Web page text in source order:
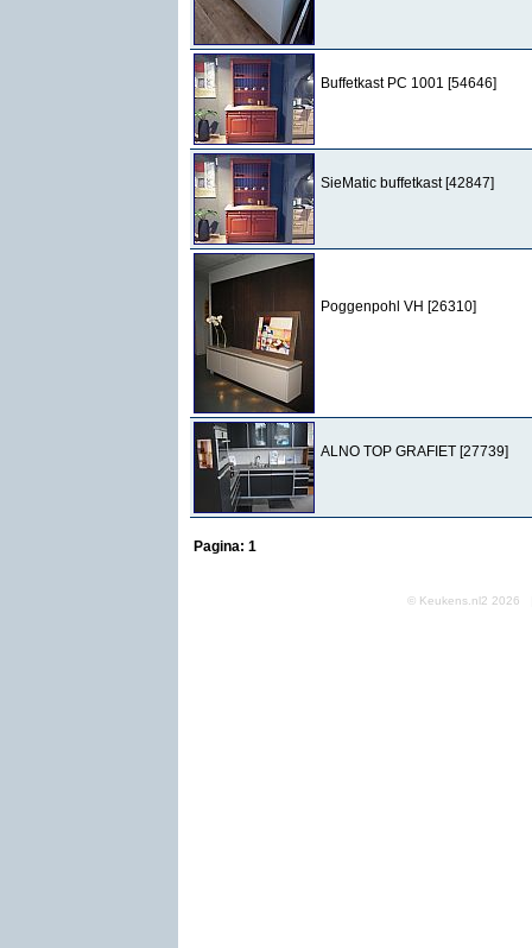
Buffetkast PC 1001 [54646]
SieMatic buffetkast [42847]
Poggenpohl VH [26310]
ALNO TOP GRAFIET [27739]
Pagina: 1
© Keukens.nl2